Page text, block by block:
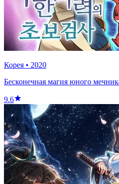
Корея • 2020
Бесконечная магия юного
9.6